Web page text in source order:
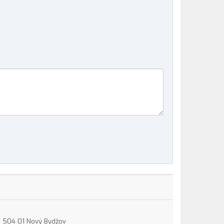
504 01 Nový Bydžov